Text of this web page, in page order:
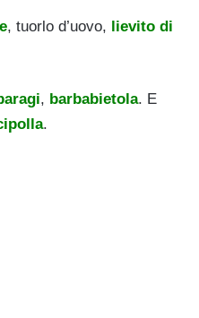
, tuorlo d’uovo, lievito di
, barbabietola. E
.